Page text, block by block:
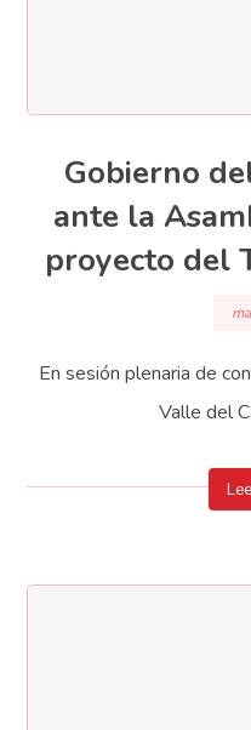
Gobierno
ante la
proyecto del
En sesión plenaria de
Valle del